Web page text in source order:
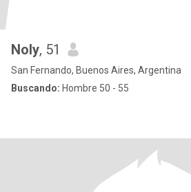
Noly, 51
San Fernando, Buenos Aires, Argentina
Buscando: Hombre 50 - 55